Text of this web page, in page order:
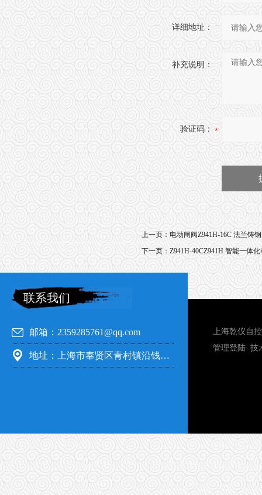
详细地址：
补充说明：
验证码：
上一页： 电动闸阀Z941H-16C 法兰铸
下一页： Z941H-40CZ941H 智能一体
联系我们
邮箱：2359285761@qq.com
地址：上海市奉贤区青村镇沿钱公路351号
上海乾仪自
管理登陆 技